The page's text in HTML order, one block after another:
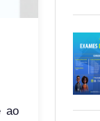
ao